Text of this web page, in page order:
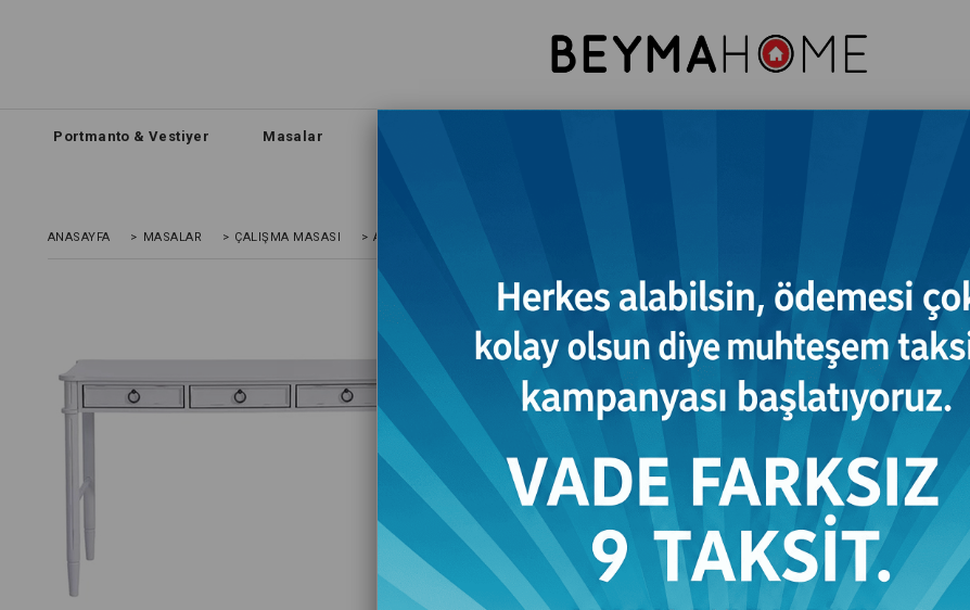
Portmanto & Vestiyer Masalar
ANASAYFA > MASALAR > ÇALIŞMA MASASI > ANATOLIA ÇALIŞMA MASASI
Anatolia Çalışma Masası
₺24.328,00 (KDV Dahil)
Tahmini Teslim Süresi:30 İş Günü
İsteğinize Göre Renk, Ölçü ve İlave Özellik Belirleyebilirsiniz.